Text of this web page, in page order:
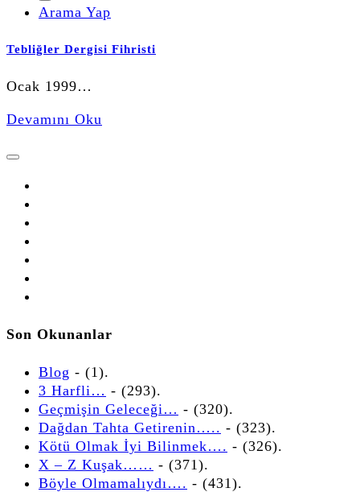
Arama Yap
Tebliğler Dergisi Fihristi
Ocak 1999…
Devamını Oku
Son Okunanlar
Blog - (1).
3 Harfli… - (293).
Geçmişin Geleceği… - (320).
Dağdan Tahta Getirenin….. - (323).
Kötü Olmak İyi Bilinmek…. - (326).
X – Z Kuşak…… - (371).
Böyle Olmamalıydı…. - (431).